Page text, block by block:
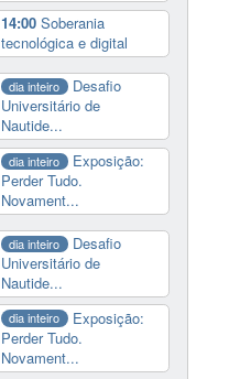
14:00 Soberania
tecnológica e digital
dia inteiro
Desafio
Universitário de
Nautide...
dia inteiro
Exposição:
Perder Tudo.
Novament...
dia inteiro
Desafio
Universitário de
Nautide...
dia inteiro
Exposição:
Perder Tudo.
Novament...